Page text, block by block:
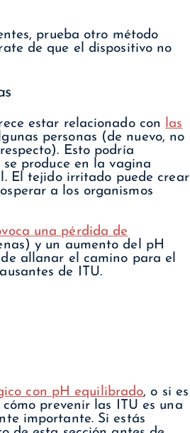
prueba otro método
de que el dispositivo no
estar relacionado con
las
personas (de nuevo, no
Esto podría
produce en la vagina
El tejido irritado puede crear
a los organismos
una pérdida de
y un aumento del pH
allanar el camino para el
de ITU.
con pH equilibrado, o si es
prevenir las ITU es una
importante. Si estás